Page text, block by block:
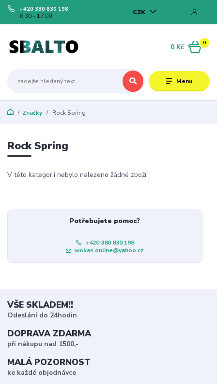
Menu
CZK
+420 380 830 198
8.30 - 17.00
0
0 Kč
Značky Rock Spring
Rock Spring
V této kategorii nebylo nalezeno žádné zboží.
Potřebujete pomoc?
+420 380 830 198
wokas.online@yahoo.cz
VŠE SKLADEM!!
Odeslání do 24hodin
DOPRAVA ZDARMA
při nákupu nad 1500,-
MALÁ POZORNOST
ke každé objednávce